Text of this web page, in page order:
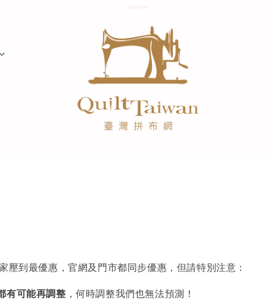
到最優惠，官網及門市都同步優惠，但請特別注意：
有可能再調整 ，何時調整我們也無法預測！